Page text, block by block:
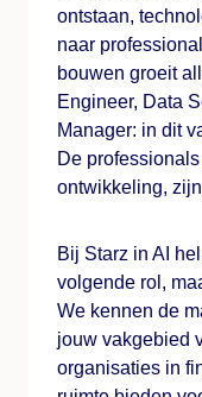
ontstaan,
naar
bouwen groeit
Engineer, Data
Manager: in dit
De
ontwikkeling,
Bij Starz in AI
volgende rol,
We kennen de
jouw vakgebied
organisaties in